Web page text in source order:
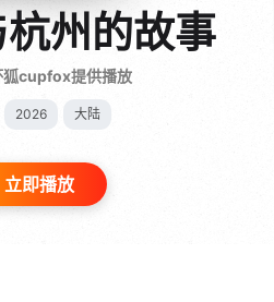
州的故事
狐cupfox提供播放
2026 大陆
立即播放